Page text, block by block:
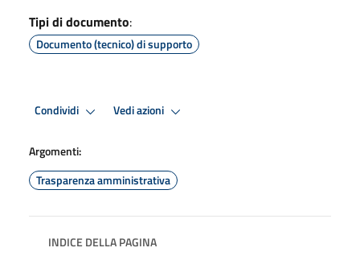
Tipi di documento:
Documento (tecnico) di supporto
Condividi Vedi azioni
Argomenti:
Trasparenza amministrativa
INDICE DELLA PAGINA